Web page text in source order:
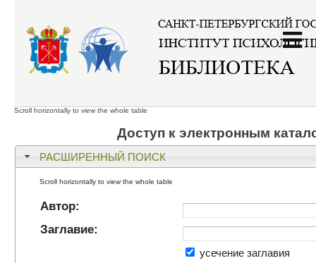
Доступ к электронным
РАСШИРЕННЫЙ ПОИСК
Автор:
Заглавие:
усечение заглавия